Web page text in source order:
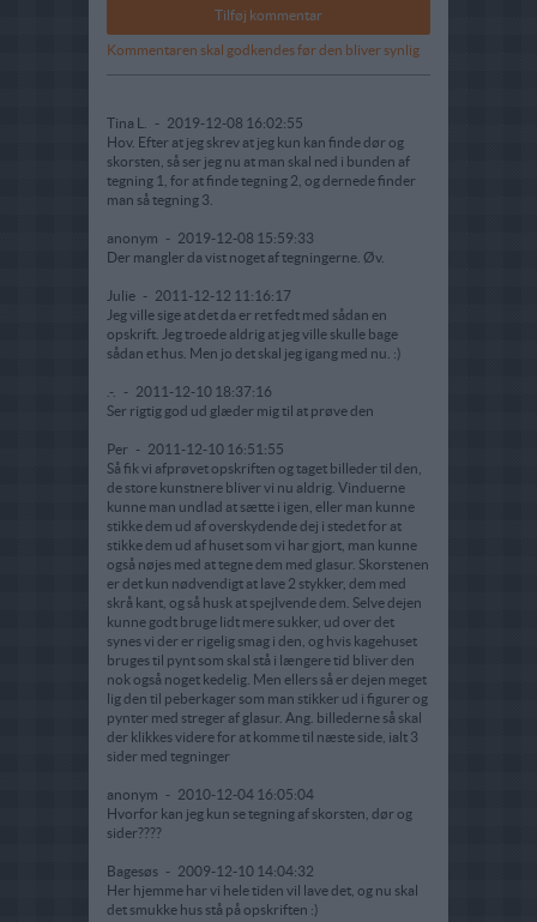
Kommentaren skal godkendes før den bliver synlig
Tina L. - 2019-12-08 16:02:55
Hov. Efter at jeg skrev at jeg kun kan finde dør og
skorsten, så ser jeg nu at man skal ned i bunden af
tegning 1, for at finde tegning 2, og dernede finder
man så tegning 3.
anonym - 2019-12-08 15:59:33
Der mangler da vist noget af tegningerne. Øv.
Julie - 2011-12-12 11:16:17
Jeg ville sige at det da er ret fedt med sådan en
opskrift. Jeg troede aldrig at jeg ville skulle bage
sådan et hus. Men jo det skal jeg igang med nu. :)
.-. - 2011-12-10 18:37:16
Ser rigtig god ud glæder mig til at prøve den
Per - 2011-12-10 16:51:55
Så fik vi afprøvet opskriften og taget billeder til den,
de store kunstnere bliver vi nu aldrig. Vinduerne
kunne man undlad at sætte i igen, eller man kunne
stikke dem ud af overskydende dej i stedet for at
stikke dem ud af huset som vi har gjort, man kunne
også nøjes med at tegne dem med glasur. Skorstenen
er det kun nødvendigt at lave 2 stykker, dem med
skrå kant, og så husk at spejlvende dem. Selve dejen
kunne godt bruge lidt mere sukker, ud over det
synes vi der er rigelig smag i den, og hvis kagehuset
bruges til pynt som skal stå i længere tid bliver den
nok også noget kedelig. Men ellers så er dejen meget
lig den til peberkager som man stikker ud i figurer og
pynter med streger af glasur. Ang. billederne så skal
der klikkes videre for at komme til næste side, ialt 3
sider med tegninger
anonym - 2010-12-04 16:05:04
Hvorfor kan jeg kun se tegning af skorsten, dør og
sider????
Bagesøs - 2009-12-10 14:04:32
Her hjemme har vi hele tiden vil lave det, og nu skal
det smukke hus stå på opskriften :)